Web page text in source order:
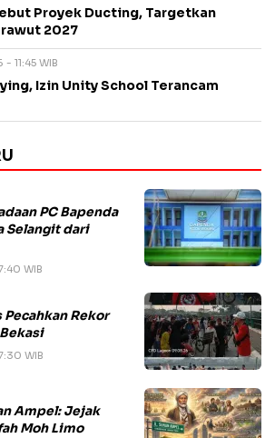
Proyek Ducting, Targetkan
2027
11:45 WIB
Izin Unity School Terancam
PC Bapenda
Selangit dari
WIB
Pecahkan Rekor
WIB
Ampel: Jejak
Moh Limo